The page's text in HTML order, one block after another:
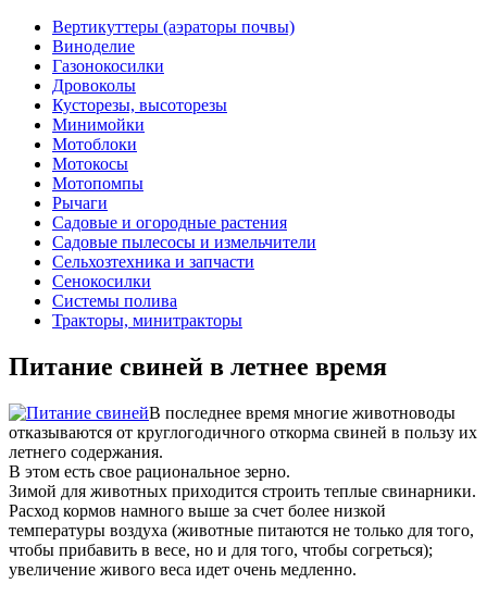
Вертикуттеры (аэраторы почвы)
Виноделие
Газонокосилки
Дровоколы
Кусторезы, высоторезы
Минимойки
Мотоблоки
Мотокосы
Мотопомпы
Рычаги
Садовые и огородные растения
Садовые пылесосы и измельчители
Сельхозтехника и запчасти
Сенокосилки
Системы полива
Тракторы, минитракторы
Питание свиней в летнее время
В последнее время многие животноводы
отказываются от круглогодичного откорма свиней в пользу их
летнего содержания.
В этом есть свое рациональное зерно.
Зимой для животных приходится строить теплые свинарники.
Расход кормов намного выше за счет более низкой
температуры воздуха (животные питаются не только для того,
чтобы прибавить в весе, но и для того, чтобы согреться);
увеличение живого веса идет очень медленно.